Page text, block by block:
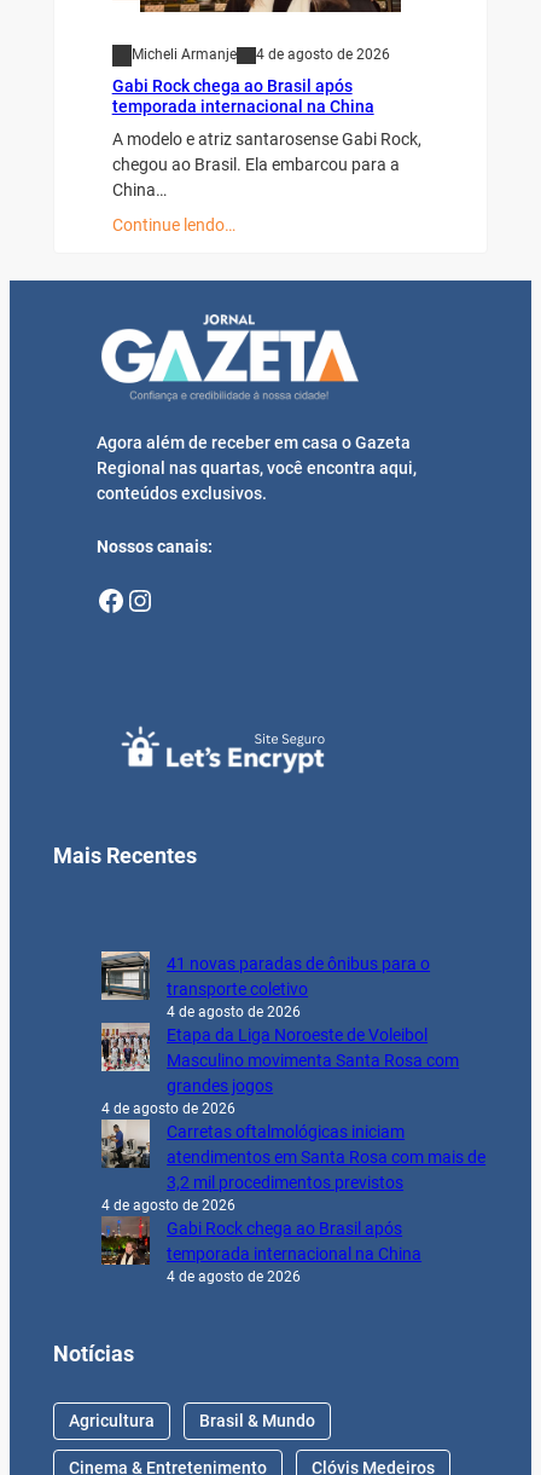
Micheli Armanje 4 de agosto de 2026
Gabi Rock chega ao Brasil após
temporada internacional na China
A modelo e atriz santarosense Gabi Rock,
chegou ao Brasil. Ela embarcou para a
China…
Continue lendo…
Agora além de receber em casa o Gazeta
Regional nas quartas, você encontra aqui,
conteúdos exclusivos.
Nossos canais:
Facebook Instagram
Mais Recentes
41 novas paradas de ônibus para o
transporte coletivo
4 de agosto de 2026
Etapa da Liga Noroeste de Voleibol
Masculino movimenta Santa Rosa com
grandes jogos
4 de agosto de 2026
Carretas oftalmológicas iniciam
atendimentos em Santa Rosa com mais de
3,2 mil procedimentos previstos
4 de agosto de 2026
Gabi Rock chega ao Brasil após
temporada internacional na China
4 de agosto de 2026
Notícias
Agricultura Brasil & Mundo
Cinema & Entretenimento Clóvis Medeiros